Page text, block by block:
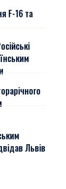
F-16 та
Львів